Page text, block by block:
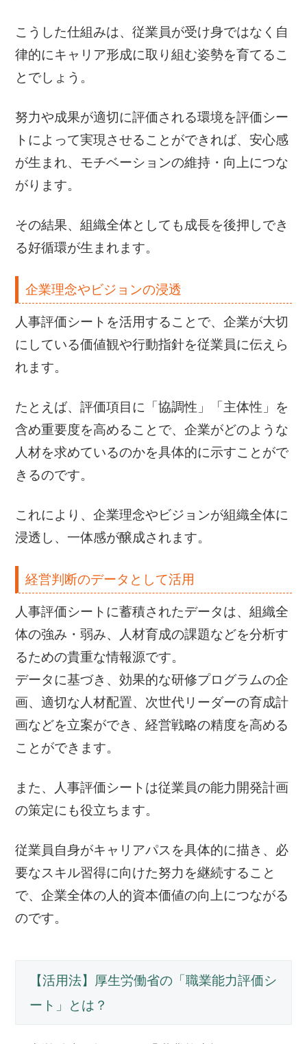
こうした仕組みは、従業員が受け身ではなく自
律的にキャリア形成に取り組む姿勢を育てるこ
とでしょう。
努力や成果が適切に評価される環境を評価シー
トによって実現させることができれば、安心感
が生まれ、モチベーションの維持・向上につな
がります。
その結果、組織全体としても成長を後押しでき
る好循環が生まれます。
企業理念やビジョンの浸透
人事評価シートを活用することで、企業が大切
にしている価値観や行動指針を従業員に伝えら
れます。
たとえば、評価項目に「協調性」「主体性」を
含め重要度を高めることで、企業がどのような
人材を求めているのかを具体的に示すことがで
きるのです。
これにより、企業理念やビジョンが組織全体に
浸透し、一体感が醸成されます。
経営判断のデータとして活用
人事評価シートに蓄積されたデータは、組織全
体の強み・弱み、人材育成の課題などを分析す
るための貴重な情報源です。
データに基づき、効果的な研修プログラムの企
画、適切な人材配置、次世代リーダーの育成計
画などを立案ができ、経営戦略の精度を高める
ことができます。
また、人事評価シートは従業員の能力開発計画
の策定にも役立ちます。
従業員自身がキャリアパスを具体的に描き、必
要なスキル習得に向けた努力を継続すること
で、企業全体の人的資本価値の向上につながる
のです。
【活用法】厚生労働省の「職業能力評価シ
ート」とは？